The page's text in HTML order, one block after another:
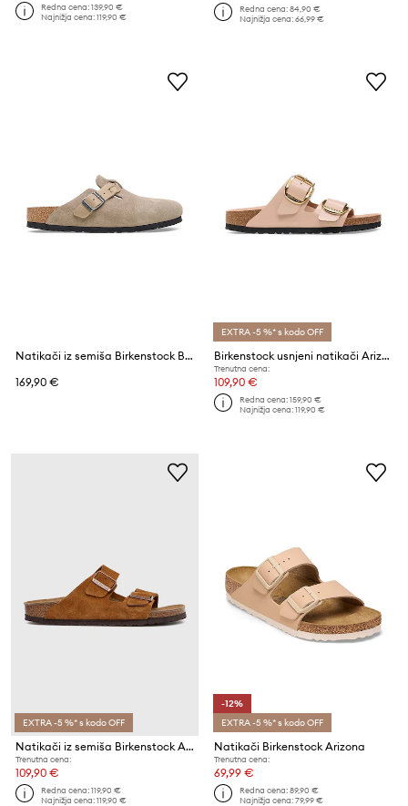
Redna cena:139,90 €
Najnižja cena:119,90 €
Redna cena:84,90 €
Najnižja cena:66,99 €
Natikači iz semiša Birkenstock Boston Braided
169,90 €
EXTRA -5 %* s kodo OFF
Birkenstock usnjeni natikači Arizona Big Buckle
Trenutna cena:
109,90 €
Redna cena:159,90 €
Najnižja cena:119,90 €
EXTRA -5 %* s kodo OFF
Natikači iz semiša Birkenstock Arizona
Trenutna cena:
109,90 €
Redna cena:119,90 €
Najnižja cena:119,90 €
-12%
EXTRA -5 %* s kodo OFF
Natikači Birkenstock Arizona
Trenutna cena:
69,99 €
Redna cena:89,90 €
Najnižja cena:79,99 €